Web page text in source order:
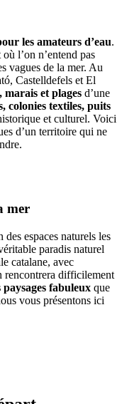
les amateurs d’eau.
l’on n’entend pas
vagues de la mer. Au
Castelldefels et El
marais et plages d’une
colonies textiles, puits
et culturel. Voici
d’un territoire qui ne
mer
des espaces naturels les
paradis naturel
catalane, avec
rencontrera difficilement
paysages fabuleux que
vous présentons ici